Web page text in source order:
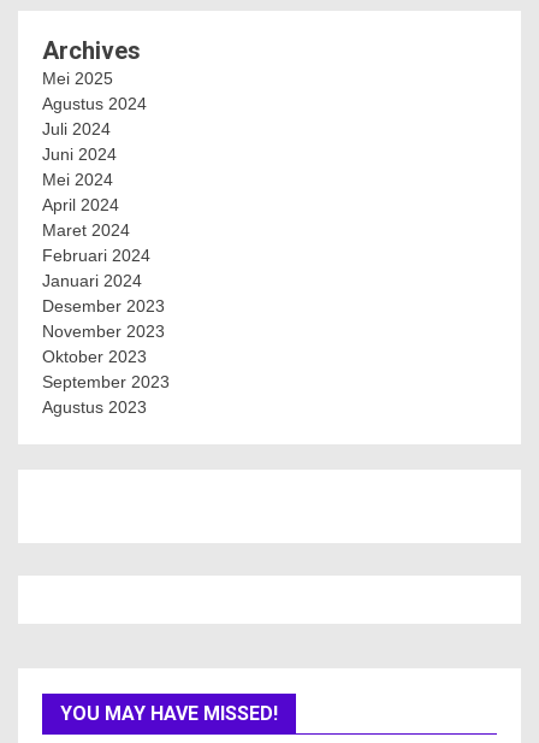
Archives
Mei 2025
Agustus 2024
Juli 2024
Juni 2024
Mei 2024
April 2024
Maret 2024
Februari 2024
Januari 2024
Desember 2023
November 2023
Oktober 2023
September 2023
Agustus 2023
YOU MAY HAVE MISSED!